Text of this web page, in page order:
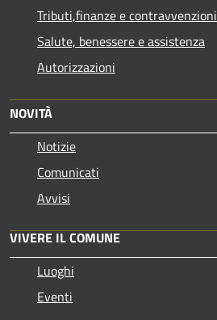
Tributi,finanze e contravvenzioni
Salute, benessere e assistenza
Autorizzazioni
NOVITÀ
Notizie
Comunicati
Avvisi
VIVERE IL COMUNE
Luoghi
Eventi